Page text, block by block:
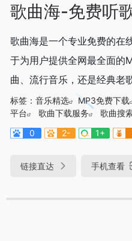
歌曲海-免费听
歌曲海是一个专业免费的在
于为用户提供全网最全面的
曲、流行音乐，还是经典老
标签： 音乐精选 MP3免费下载
平台
歌曲下载服务 歌曲搜
0
2- 1+
链接直达 手机查看